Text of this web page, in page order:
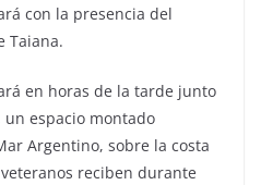
con la presencia del
Taiana.
en horas de la tarde junto
espacio montado
Argentino, sobre la costa
reciben durante